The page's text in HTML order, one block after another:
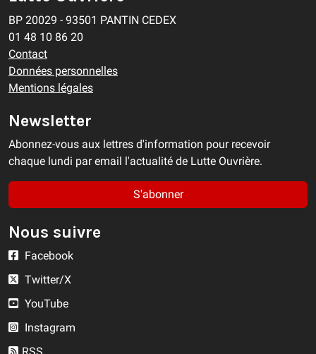
BP 20029 - 93501 PANTIN CEDEX
01 48 10 86 20
Contact
Données personnelles
Mentions légales
Newsletter
Abonnez-vous aux lettres d'information pour recevoir
chaque lundi par email l'actualité de Lutte Ouvrière.
S'abonner
Nous suivre
Facebook
Twitter/X
YouTube
Instagram